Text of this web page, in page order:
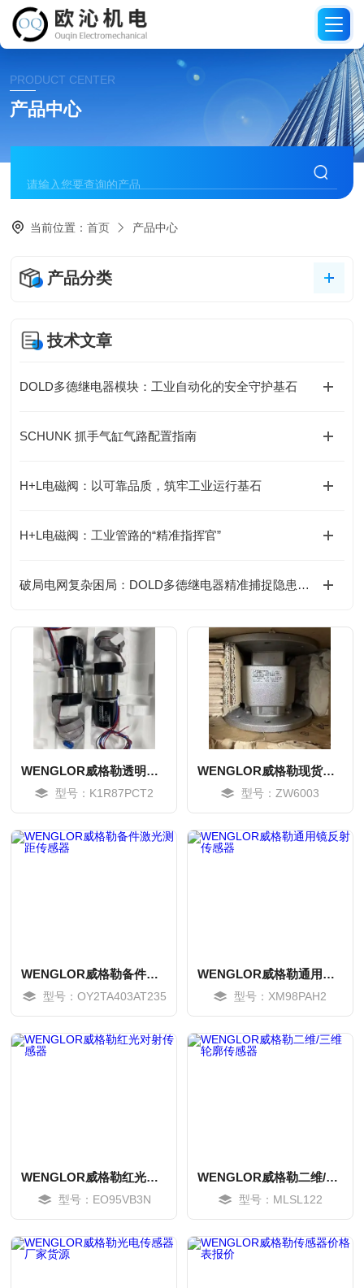
PRODUCT CENTER
产品中心
当前位置：首页 产品中心
产品分类
技术文章
DOLD多德继电器模块：工业自动化的安全守护基石
SCHUNK 抓手气缸气路配置指南
H+L电磁阀：以可靠品质，筑牢工业运行基石
H+L电磁阀：工业管路的“精准指挥官”
破局电网复杂困局：DOLD多德继电器精准捕捉隐患的底层逻辑
WENGLOR威格勒透明玻璃识别传感器
型号：K1R87PCT2
WENGLOR威格勒现货光电传感器
型号：ZW6003
WENGLOR威格勒备件激光测距传感器
型号：OY2TA403AT235
WENGLOR威格勒通用镜反射传感器
型号：XM98PAH2
WENGLOR威格勒红光对射传感器
型号：EO95VB3N
WENGLOR威格勒二维/三维轮廓传感器
型号：MLSL122